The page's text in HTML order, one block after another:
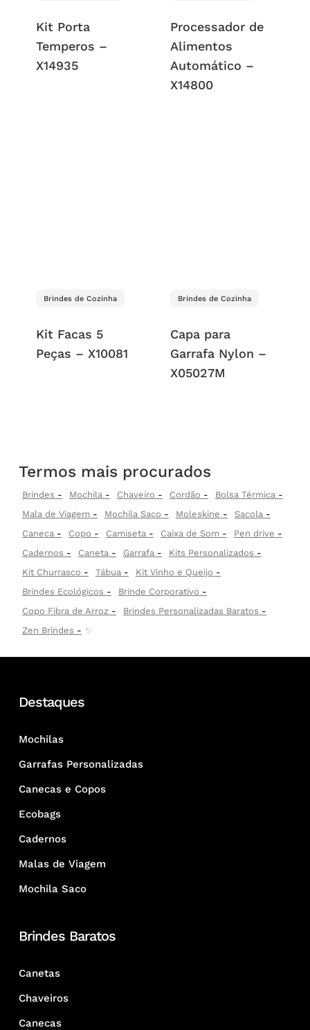
Kit Porta
Temperos –
X14935
Processador de
Alimentos
Automático –
X14800
Brindes de Cozinha
Kit Facas 5
Peças – X10081
Brindes de Cozinha
Capa para
Garrafa Nylon –
X05027M
Termos mais procurados
Brindes Mochila Chaveiro Cordão
Bolsa Térmica
Mala de Viagem
Mochila Saco Moleskine
Sacola
Caneca
Copo Camiseta Caixa de Som
Pen drive
Cadernos
Caneta Garrafa
Kits Personalizados
Kit Churrasco
Tábua
Kit Vinho e Queijo
Brindes Ecológicos
Brinde Corporativo
Copo Fibra de Arroz
Brindes Personalizadas Baratos
Zen Brindes
✨
Destaques
Mochilas
Garrafas Personalizadas
Canecas e Copos
Ecobags
Cadernos
Malas de Viagem
Mochila Saco
Brindes Baratos
Canetas
Chaveiros
Canecas